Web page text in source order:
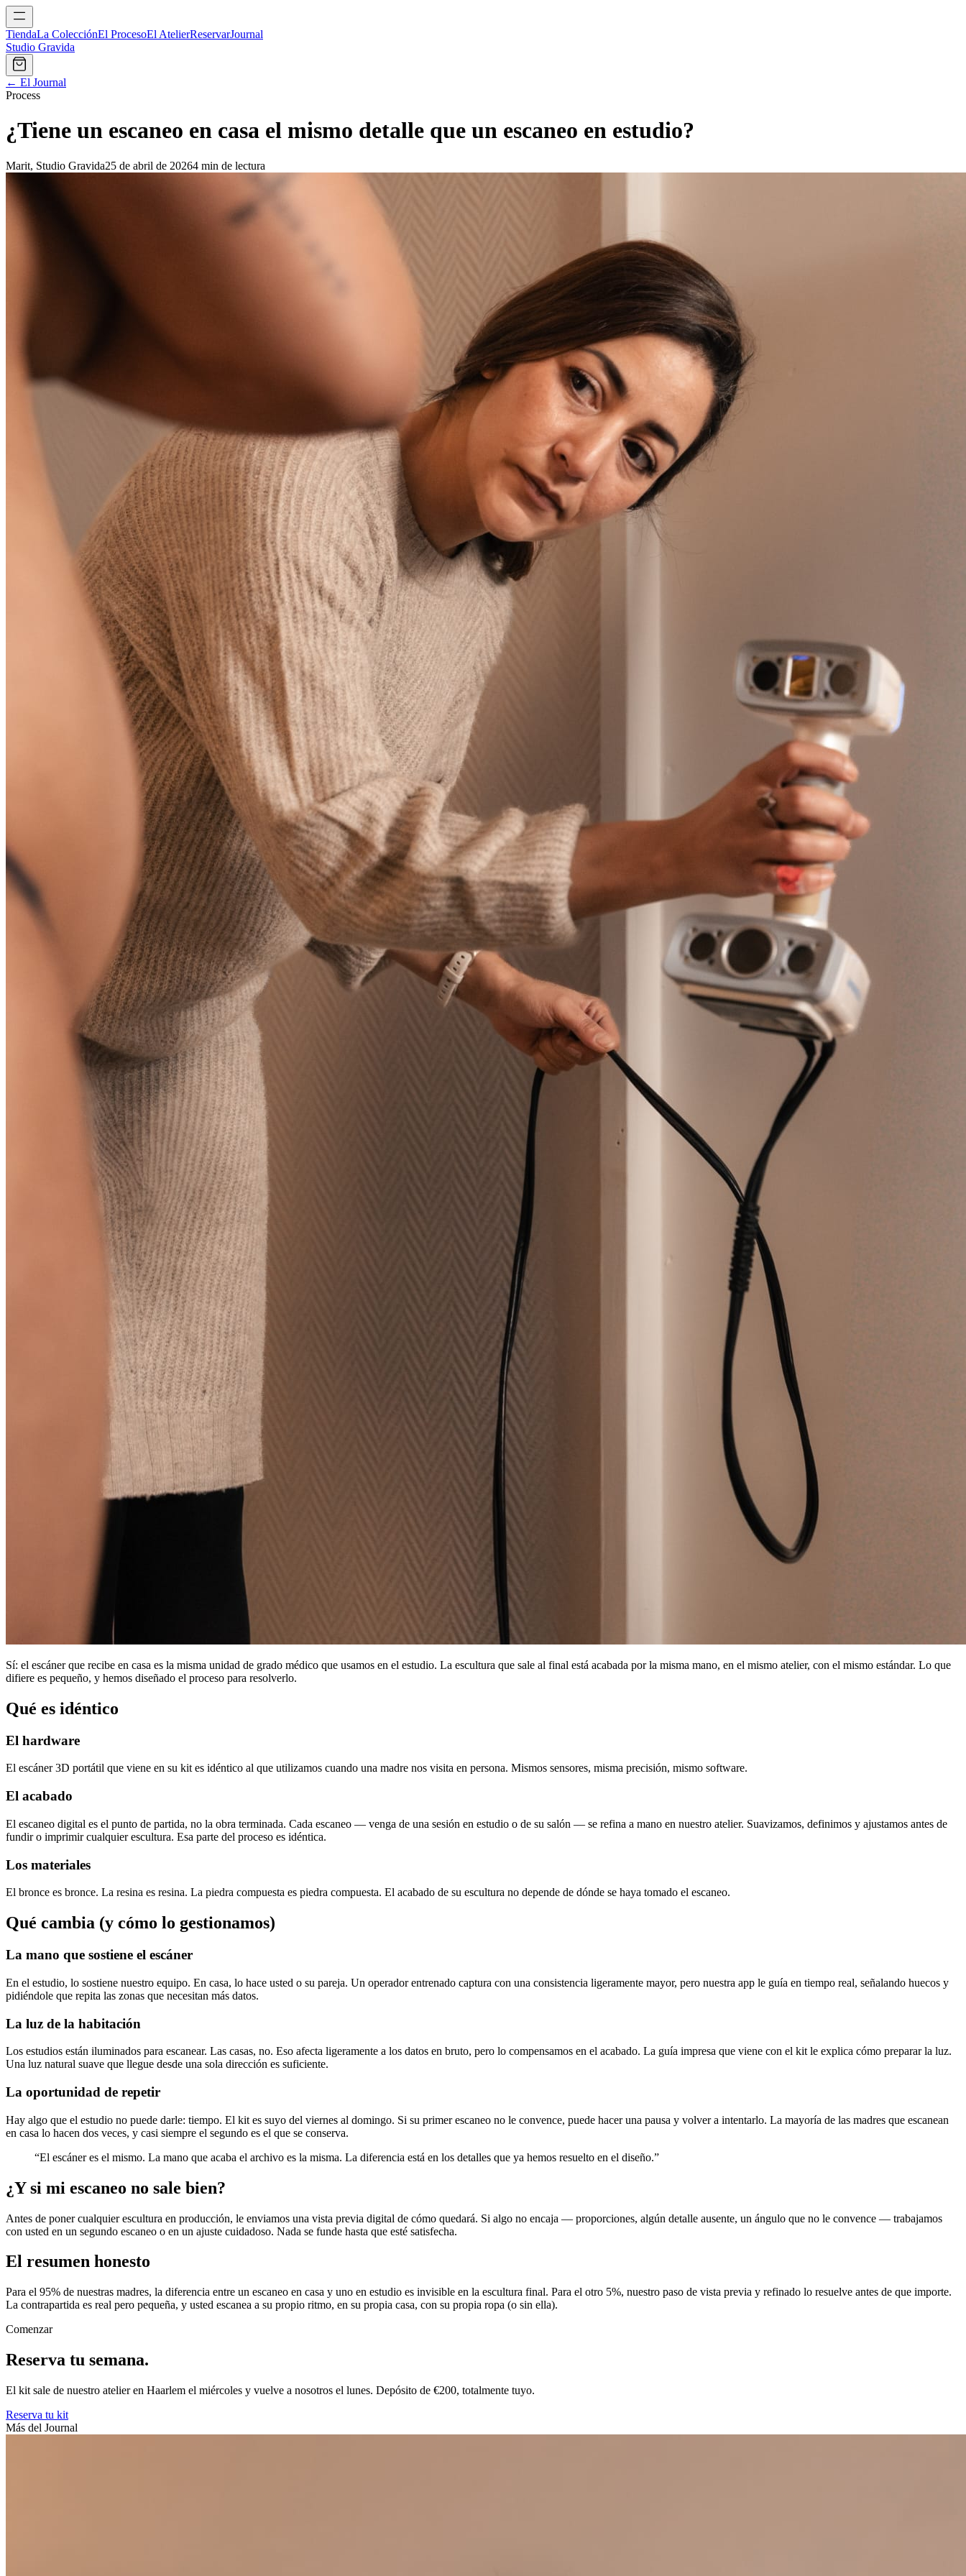
TiendaLa ColecciónEl ProcesoEl AtelierReservarJournal
Studio Gravida
← El Journal
Process
¿Tiene un escaneo en casa el mismo detalle que un escaneo en estudio?
Marit, Studio Gravida25 de abril de 20264 min de lectura
Sí: el escáner que recibe en casa es la misma unidad de grado médico que usamos en el estudio. La escultura que sale al final está acabada por la misma mano, en el mismo atelier, con el mismo estándar. Lo que
difiere es pequeño, y hemos diseñado el proceso para resolverlo.
Qué es idéntico
El hardware
El escáner 3D portátil que viene en su kit es idéntico al que utilizamos cuando una madre nos visita en persona. Mismos sensores, misma precisión, mismo software.
El acabado
El escaneo digital es el punto de partida, no la obra terminada. Cada escaneo — venga de una sesión en estudio o de su salón — se refina a mano en nuestro atelier. Suavizamos, definimos y ajustamos antes de
fundir o imprimir cualquier escultura. Esa parte del proceso es idéntica.
Los materiales
El bronce es bronce. La resina es resina. La piedra compuesta es piedra compuesta. El acabado de su escultura no depende de dónde se haya tomado el escaneo.
Qué cambia (y cómo lo gestionamos)
La mano que sostiene el escáner
En el estudio, lo sostiene nuestro equipo. En casa, lo hace usted o su pareja. Un operador entrenado captura con una consistencia ligeramente mayor, pero nuestra app le guía en tiempo real, señalando huecos y
pidiéndole que repita las zonas que necesitan más datos.
La luz de la habitación
Los estudios están iluminados para escanear. Las casas, no. Eso afecta ligeramente a los datos en bruto, pero lo compensamos en el acabado. La guía impresa que viene con el kit le explica cómo preparar la luz.
Una luz natural suave que llegue desde una sola dirección es suficiente.
La oportunidad de repetir
Hay algo que el estudio no puede darle: tiempo. El kit es suyo del viernes al domingo. Si su primer escaneo no le convence, puede hacer una pausa y volver a intentarlo. La mayoría de las madres que escanean
en casa lo hacen dos veces, y casi siempre el segundo es el que se conserva.
“El escáner es el mismo. La mano que acaba el archivo es la misma. La diferencia está en los detalles que ya hemos resuelto en el diseño.”
¿Y si mi escaneo no sale bien?
Antes de poner cualquier escultura en producción, le enviamos una vista previa digital de cómo quedará. Si algo no encaja — proporciones, algún detalle ausente, un ángulo que no le convence — trabajamos
con usted en un segundo escaneo o en un ajuste cuidadoso. Nada se funde hasta que esté satisfecha.
El resumen honesto
Para el 95% de nuestras madres, la diferencia entre un escaneo en casa y uno en estudio es invisible en la escultura final. Para el otro 5%, nuestro paso de vista previa y refinado lo resuelve antes de que importe.
La contrapartida es real pero pequeña, y usted escanea a su propio ritmo, en su propia casa, con su propia ropa (o sin ella).
Comenzar
Reserva tu semana.
El kit sale de nuestro atelier en Haarlem el miércoles y vuelve a nosotros el lunes. Depósito de €200, totalmente tuyo.
Reserva tu kit
Más del Journal